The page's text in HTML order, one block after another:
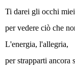
Ti darei gli occhi
per vedere ciò che
L'energia, l'allegria,
per strapparti ancora